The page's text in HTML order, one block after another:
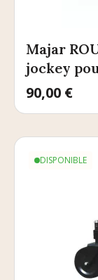
Majar
jockey
Prix
90,00 €
DISPONIBLE